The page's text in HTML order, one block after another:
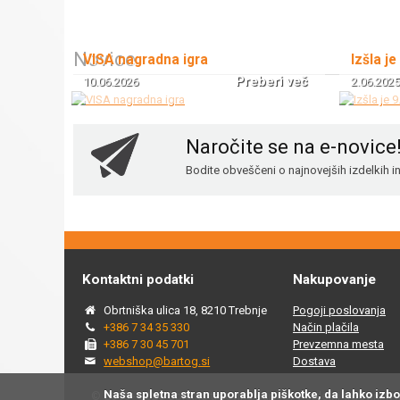
Novice
VISA nagradna igra
10.06.2026 Preberi več
Izšla
2.06.2025
Naročite se na e-novice!
Bodite obveščeni o najnovejših izdelkih
Kontaktni podatki
Obrtniška ulica 18, 8210 Trebnje
+386 7 34 35 330
+386 7 30 45 701
webshop@bartog.si
Nakupovanje
Pogoji poslovanja
Način plačila
Prevzemna mesta
Dostava
© 2015 - 2025 Spletna trgovina Bartog, v spletni trgovini
Naša spletna stran uporablja piškotke, da lahko